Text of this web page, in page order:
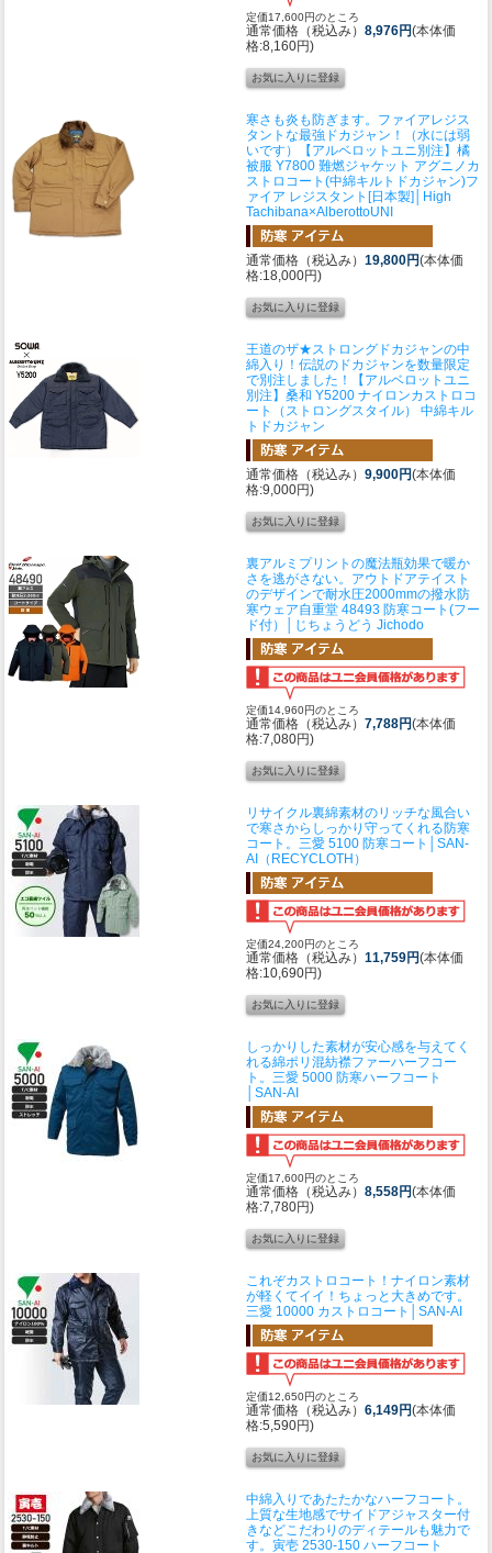
定価17,600円のところ
通常価格（税込み） 8,976円(本体価
格:8,160円)
寒さも炎も防ぎます。ファイアレジス
タントな最強ドカジャン！（水には弱
いです）
【アルベロットユニ別注】橘
被服 Y7800 難燃ジャケット アグニノカ
ストロコート(中綿キルトドカジャン)フ
ァイア レジスタント[日本製]│High
Tachibana×AlberottoUNI
通常価格（税込み） 19,800円(本体価
格:18,000円)
王道のザ★ストロングドカジャンの中
綿入り！伝説のドカジャンを数量限定
で別注しました！
【アルベロットユニ
別注】桑和 Y5200 ナイロンカストロコ
ート（ストロングスタイル） 中綿キル
トドカジャン
通常価格（税込み） 9,900円(本体価
格:9,000円)
裏アルミプリントの魔法瓶効果で暖か
さを逃がさない。アウトドアテイスト
のデザインで耐水圧2000mmの撥水防
寒ウェア自重堂 48493 防寒コート(フー
ド付）│じちょうどう Jichodo
定価14,960円のところ
通常価格（税込み） 7,788円(本体価
格:7,080円)
リサイクル裏綿素材のリッチな風合い
で寒さからしっかり守ってくれる防寒
コート。 三愛 5100 防寒コート│SAN-
AI（RECYCLOTH）
定価24,200円のところ
通常価格（税込み） 11,759円(本体価
格:10,690円)
しっかりした素材が安心感を与えてく
れる綿ポリ混紡襟ファーハーフコー
ト。 三愛 5000 防寒ハーフコート
│SAN-AI
定価17,600円のところ
通常価格（税込み） 8,558円(本体価
格:7,780円)
これぞカストロコート！ナイロン素材
が軽くてイイ！ちょっと大きめです。
三愛 10000 カストロコート│SAN-AI
定価12,650円のところ
通常価格（税込み） 6,149円(本体価
格:5,590円)
中綿入りであたたかなハーフコート。
上質な生地感でサイドアジャスター付
きなどこだわりのディテールも魅力で
す。 寅壱 2530-150 ハーフコート